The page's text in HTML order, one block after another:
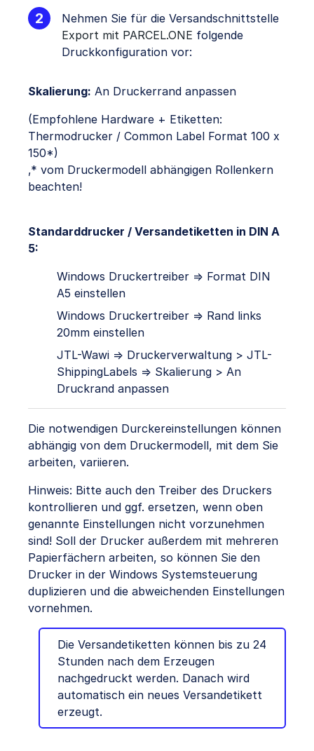
Nehmen Sie für die Versandschnittstelle
Export mit PARCEL.ONE folgende
Druckkonfiguration vor:
Skalierung: An Druckerrand anpassen
(Empfohlene Hardware + Etiketten:
Thermodrucker / Common Label Format 100 x
150*)
‚* vom Druckermodell abhängigen Rollenkern
beachten!
Standarddrucker / Versandetiketten in DIN A
5:
Windows Druckertreiber => Format DIN
A5 einstellen
Windows Druckertreiber => Rand links
20mm einstellen
JTL-Wawi => Druckerverwaltung > JTL-
ShippingLabels => Skalierung > An
Druckrand anpassen
Die notwendigen Durckereinstellungen können
abhängig von dem Druckermodell, mit dem Sie
arbeiten, variieren.
Hinweis: Bitte auch den Treiber des Druckers
kontrollieren und ggf. ersetzen, wenn oben
genannte Einstellungen nicht vorzunehmen
sind! Soll der Drucker außerdem mit mehreren
Papierfächern arbeiten, so können Sie den
Drucker in der Windows Systemsteuerung
duplizieren und die abweichenden Einstellungen
vornehmen.
Die Versandetiketten können bis zu 24
Stunden nach dem Erzeugen
nachgedruckt werden. Danach wird
automatisch ein neues Versandetikett
erzeugt.